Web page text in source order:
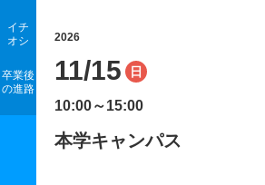
イチ
オシ
卒業後
の進路
2026
11/15 日
10:00～15:00
本学キャンパス